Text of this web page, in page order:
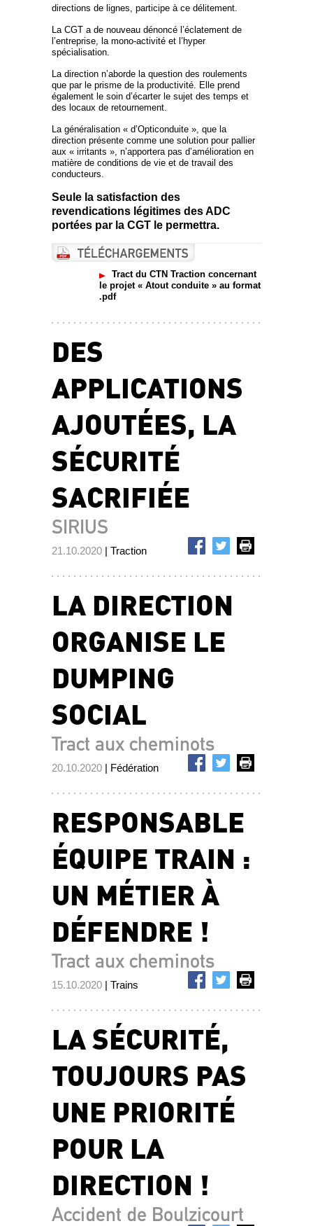
directions de lignes, participe à ce délitement.
La CGT a de nouveau dénoncé l’éclatement de
l’entreprise, la mono-activité et l’hyper
spécialisation.
La direction n’aborde la question des roulements
que par le prisme de la productivité. Elle prend
également le soin d’écarter le sujet des temps et
des locaux de retournement.
La généralisation « d’Opticonduite », que la
direction présente comme une solution pour pallier
aux « irritants », n’apportera pas d’amélioration en
matière de conditions de vie et de travail des
conducteurs.
Seule la satisfaction des
revendications légitimes des ADC
portées par la CGT le permettra.
Tract du CTN Traction concernant
le projet « Atout conduite » au format
.pdf
DES
APPLICATIONS
AJOUTÉES, LA
SÉCURITÉ
SACRIFIÉE
SIRIUS
21.10.2020 | Traction
LA DIRECTION
ORGANISE LE
DUMPING
SOCIAL
Tract aux cheminots
20.10.2020 | Fédération
RESPONSABLE
ÉQUIPE TRAIN :
UN MÉTIER À
DÉFENDRE !
Tract aux cheminots
15.10.2020 | Trains
LA SÉCURITÉ,
TOUJOURS PAS
UNE PRIORITÉ
POUR LA
DIRECTION !
Accident de Boulzicourt